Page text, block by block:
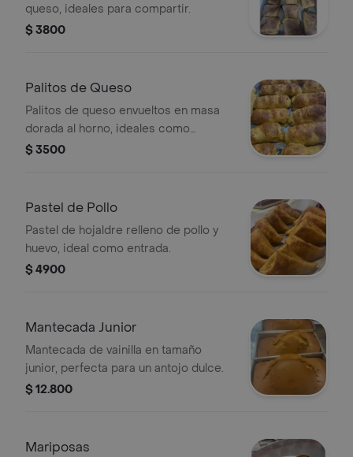
queso, ideales para compartir.
$ 3800
Palitos de Queso
Palitos de queso envueltos en masa
dorada al horno, ideales como
entrada.
$ 3500
Pastel de Pollo
Pastel de hojaldre relleno de pollo y
huevo, ideal como entrada.
$ 4900
Mantecada Junior
Mantecada de vainilla en tamaño
junior, perfecta para un antojo dulce.
$ 12.800
Mariposas